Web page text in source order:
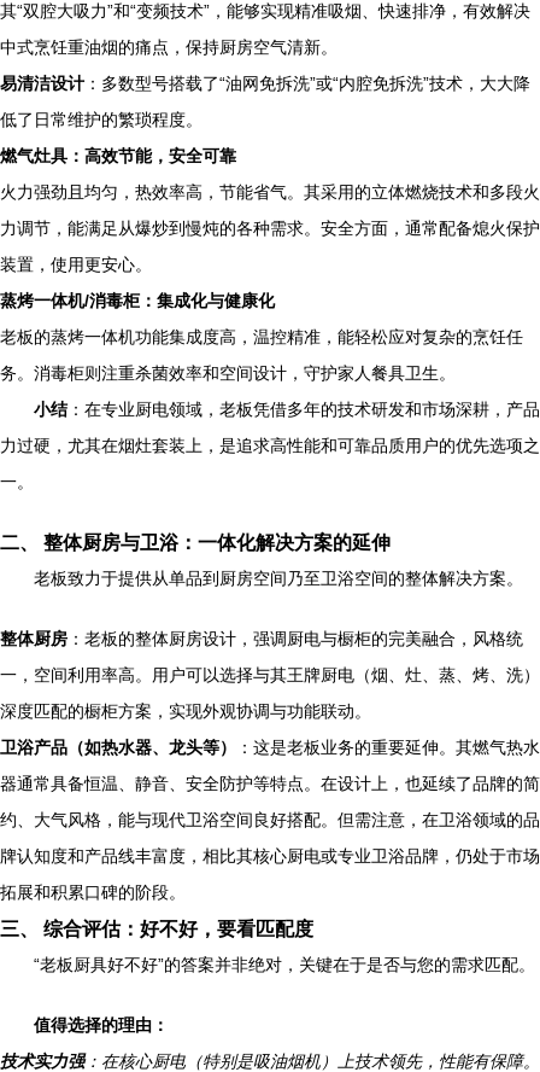
其“双腔大吸力”和“变频技术”，能够实现精准吸烟、快速排净，有效解决
中式烹饪重油烟的痛点，保持厨房空气清新。
易清洁设计 ：多数型号搭载了“油网免拆洗”或“内腔免拆洗”技术，大大降
低了日常维护的繁琐程度。
燃气灶具：高效节能，安全可靠
火力强劲且均匀，热效率高，节能省气。其采用的立体燃烧技术和多段火
力调节，能满足从爆炒到慢炖的各种需求。安全方面，通常配备熄火保护
装置，使用更安心。
蒸烤一体机/消毒柜：集成化与健康化
老板的蒸烤一体机功能集成度高，温控精准，能轻松应对复杂的烹饪任
务。消毒柜则注重杀菌效率和空间设计，守护家人餐具卫生。
小结：在专业厨电领域，老板凭借多年的技术研发和市场深耕，产品
力过硬，尤其在烟灶套装上，是追求高性能和可靠品质用户的优先选项之
一。
二、 整体厨房与卫浴：一体化解决方案的延伸
老板致力于提供从单品到厨房空间乃至卫浴空间的整体解决方案。
整体厨房 ：老板的整体厨房设计，强调厨电与橱柜的完美融合，风格统
一，空间利用率高。用户可以选择与其王牌厨电（烟、灶、蒸、烤、洗）
深度匹配的橱柜方案，实现外观协调与功能联动。
卫浴产品（如热水器、龙头等）
：这是老板业务的重要延伸。其燃气热水
器通常具备恒温、静音、安全防护等特点。在设计上，也延续了品牌的简
约、大气风格，能与现代卫浴空间良好搭配。但需注意，在卫浴领域的品
牌认知度和产品线丰富度，相比其核心厨电或专业卫浴品牌，仍处于市场
拓展和积累口碑的阶段。
三、 综合评估：好不好，要看匹配度
“老板厨具好不好”的答案并非绝对，关键在于是否与您的需求匹配。
值得选择的理由：
技术实力强：在核心厨电（特别是吸油烟机）上技术领先，性能有保障。